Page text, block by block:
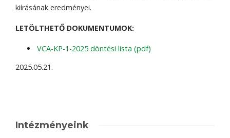
kiírásának eredményei.
LETÖLTHETŐ DOKUMENTUMOK:
VCA-KP-1-2025 döntési lista (pdf)
2025.05.21.
Intézményeink